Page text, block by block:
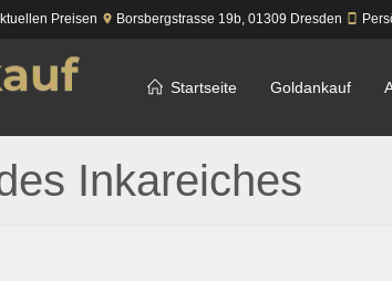
Preisen Borsbergstrasse 19b,01309 Dresden
Startseite Goldankauf
Inkareiches